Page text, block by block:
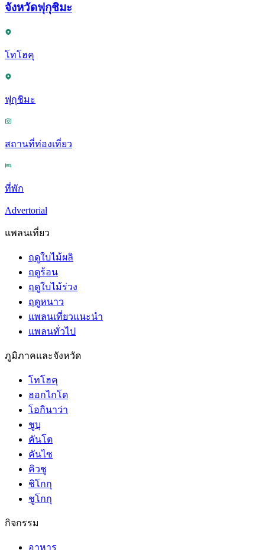
จังหวัดฟุกุชิมะ
โทโฮคุ
ฟุกุชิมะ
สถานที่ท่องเที่ยว
ที่พัก
Advertorial
แพลนเที่ยว
ฤดูใบไม้ผลิ
ฤดูร้อน
ฤดูใบไม้ร่วง
ฤดูหนาว
แพลนเที่ยวแนะนำ
แพลนทั่วไป
ภูมิภาคและจังหวัด
โทโฮคุ
ฮอกไกโด
โอกินาว่า
ชูบุ
คันโต
คันไซ
คิวชู
ชิโกกุ
ชูโกกุ
กิจกรรม
อาหาร